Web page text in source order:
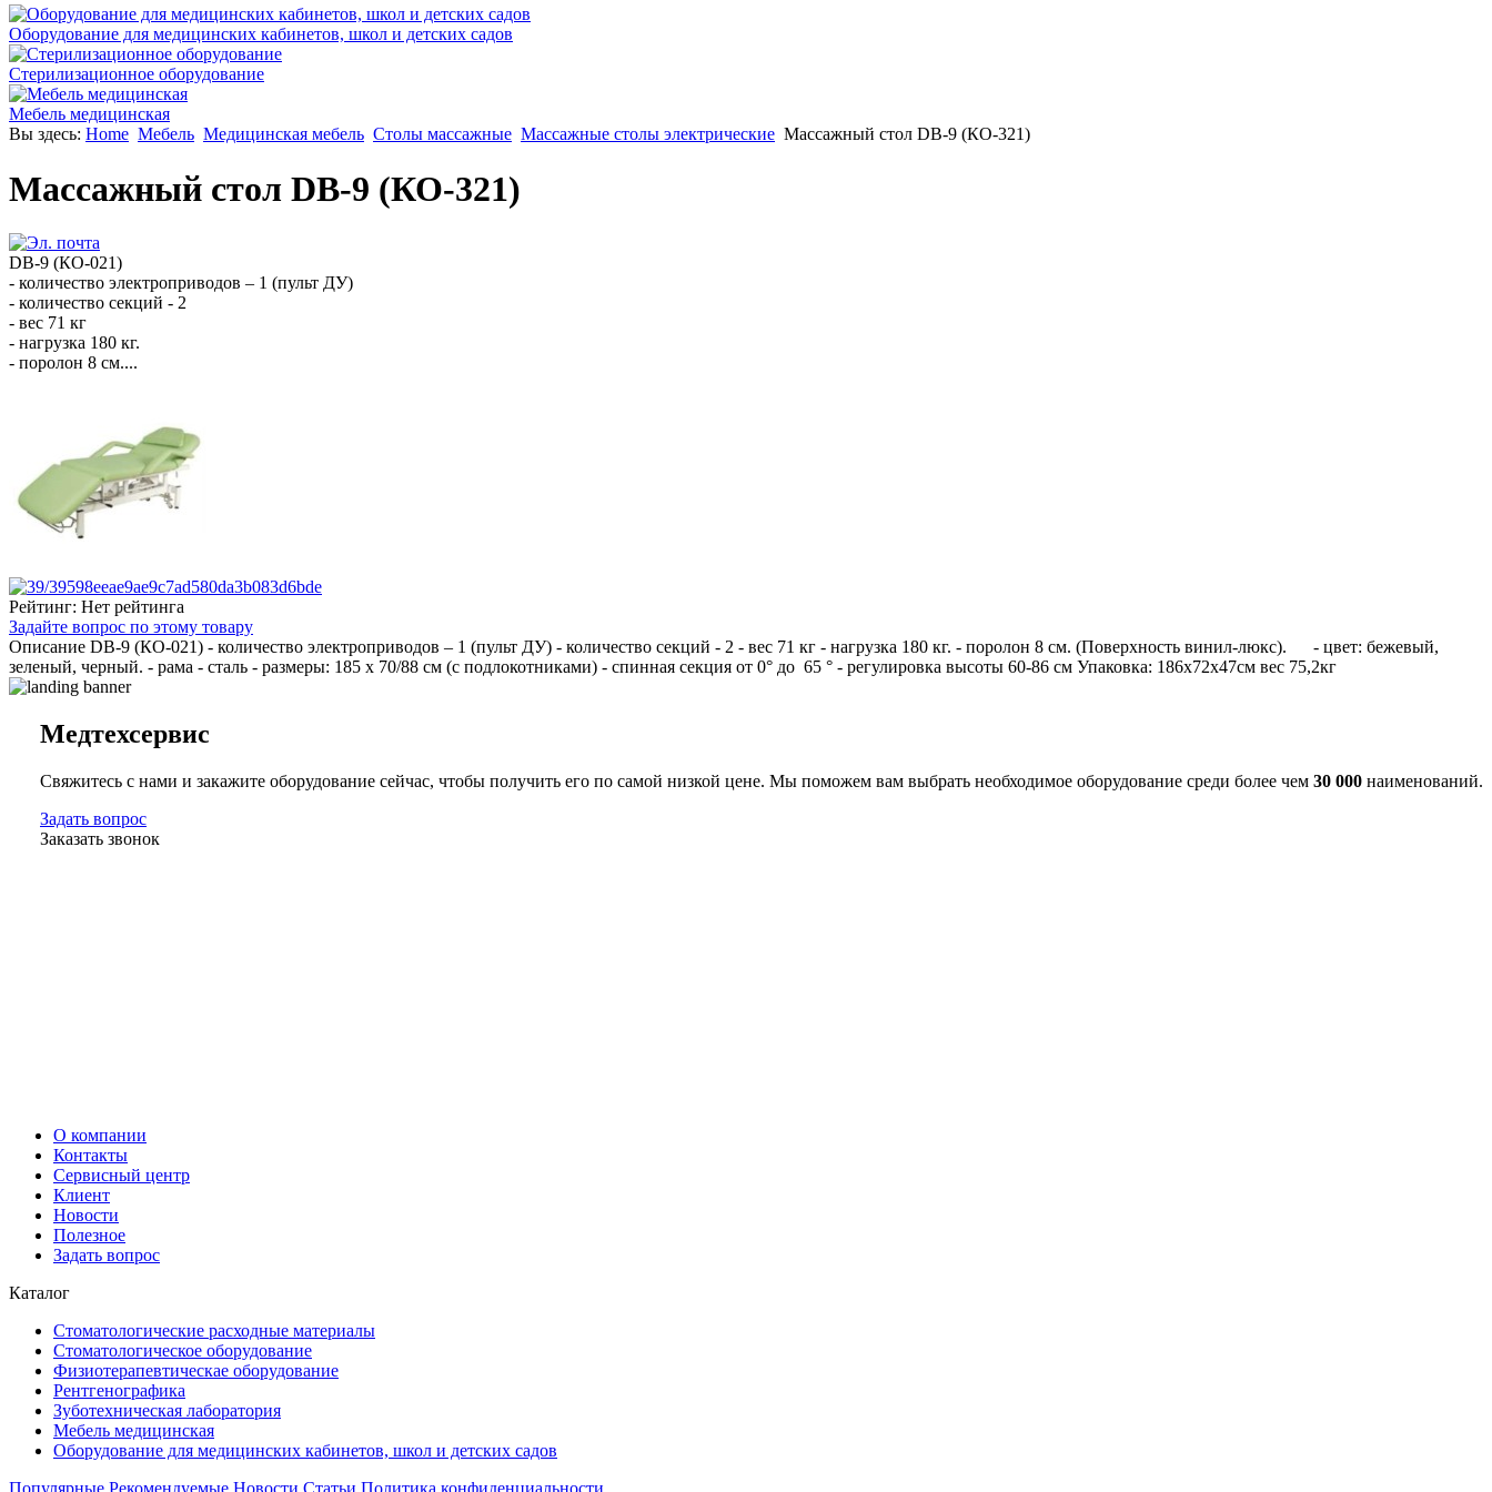
Оборудование для медицинских кабинетов, школ и детских садов
Стерилизационное оборудование
Мебель медицинская
Вы здесь: Home Мебель Медицинская мебель Столы массажные Массажные столы электрические Массажный стол DB-9 (КО-321)
Массажный стол DB-9 (КО-321)
DB-9 (КО-021)
- количество электроприводов – 1 (пульт ДУ)
- количество секций - 2
- вес 71 кг
- нагрузка 180 кг.
- поролон 8 см....
Рейтинг: Нет рейтинга
Задайте вопрос по этому товару
Описание DB-9 (КО-021) - количество электроприводов – 1 (пульт ДУ) - количество секций - 2 - вес 71 кг - нагрузка 180 кг. - поролон 8 см. (Поверхность винил-люкс). - цвет: бежевый,
зеленый, черный. - рама - сталь - размеры: 185 х 70/88 см (с подлокотниками) - спинная секция от 0° до 65 ° - регулировка высоты 60-86 см Упаковка: 186х72х47см вес 75,2кг
Медтехсервис
Свяжитесь с нами и закажите оборудование сейчас, чтобы получить его по самой низкой цене. Мы поможем вам выбрать необходимое оборудование среди более чем 30 000 наименований.
Задать вопрос
Заказать звонок
О компании
Контакты
Сервисный центр
Клиент
Новости
Полезное
Задать вопрос
Каталог
Стоматологические расходные материалы
Стоматологическое оборудование
Физиотерапевтическае оборудование
Рентгенографика
Зуботехническая лаборатория
Мебель медицинская
Оборудование для медицинских кабинетов, школ и детских садов